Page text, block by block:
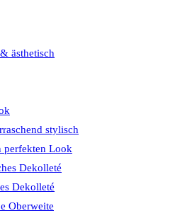
ästhetisch
stylisch
perfekten Look
Dekolleté
Dekolleté
Oberweite